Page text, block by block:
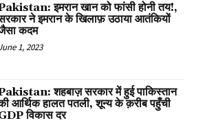
इमरान खान को फांसी होनी तय!,
ने इमरान के खिलाफ़ उठाया आतंकियों
कदम
1, 2023
शहबाज़ सरकार में हुई पाकिस्तान
आर्थिक हालत पतली, शून्य के क़रीब पहुँची
विकास दर